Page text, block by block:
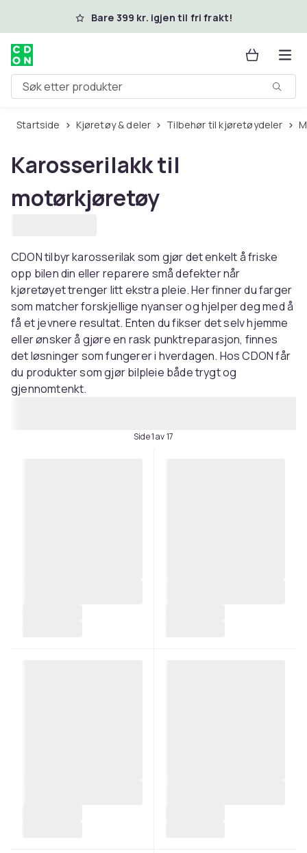
Hopp til hovedinnholdBare 399 kr. igjen til fri frakt!
Søk etter produkter
Startside Kjøretøy & deler Tilbehør til kjøretøydeler
Karosserilakk til
motørkjøretøy
CDON tilbyr karosserilak som gjør det enkelt å friske
opp bilen din eller reparere små defekter når
kjøretøyet trenger litt ekstra pleie. Her finner du farger
som matcher forskjellige nyanser og hjelper deg med å
få et jevnere resultat. Enten du fikser det selv hjemme
eller ønsker å gjøre en rask punktreparasjon, finnes
det løsninger som fungerer i hverdagen. Hos CDON får
du produkter som gjør bilpleie både trygt og
gjennomtenkt.
Side 1 av 17